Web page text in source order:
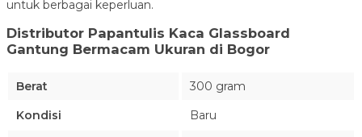
untuk berbagai keperluan.
Distributor Papantulis Kaca Glassboard
Gantung Bermacam Ukuran di Bogor
Berat
300 gram
Kondisi
Baru